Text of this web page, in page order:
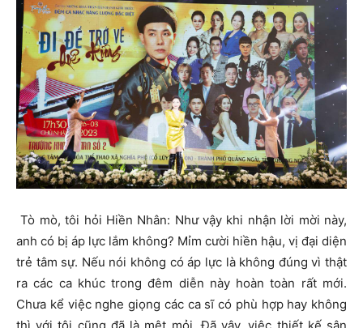
Tò mò, tôi hỏi Hiền Nhân: Như vậy khi nhận lời mời này,
anh có bị áp lực lắm không? Mỉm cười hiền hậu, vị đại diện
trẻ tâm sự. Nếu nói không có áp lực là không đúng vì thật
ra các ca khúc trong đêm diễn này hoàn toàn rất mới.
Chưa kể việc nghe giọng các ca sĩ có phù hợp hay không